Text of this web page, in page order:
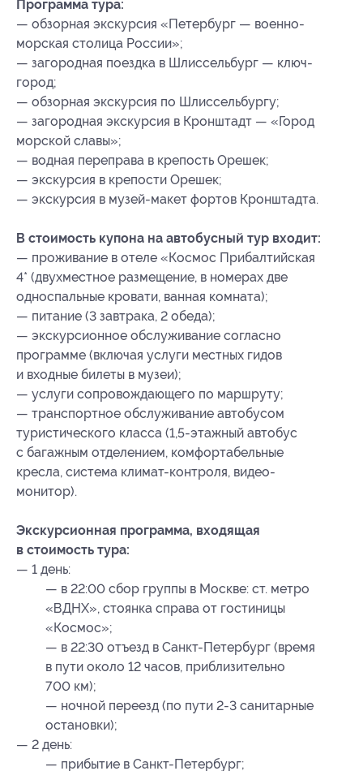
Программа тура:
— обзорная экскурсия «Петербург — военно-
морская столица России»;
— загородная поездка в Шлиссельбург — ключ-
город;
— обзорная экскурсия по Шлиссельбургу;
— загородная экскурсия в Кронштадт — «Город
морской славы»;
— водная переправа в крепость Орешек;
— экскурсия в крепости Орешек;
— экскурсия в музей-макет фортов Кронштадта.
В стоимость купона на автобусный тур входит:
— проживание в отеле «Космос Прибалтийская
4* (двухместное размещение, в номерах две
односпальные кровати, ванная комната);
— питание (3 завтрака, 2 обеда);
— экскурсионное обслуживание согласно
программе (включая услуги местных гидов
и входные билеты в музеи);
— услуги сопровождающего по маршруту;
— транспортное обслуживание автобусом
туристического класса (1,5-этажный автобус
с багажным отделением, комфортабельные
кресла, система климат-контроля, видео-
монитор).
Экскурсионная программа, входящая
в стоимость тура:
— 1 день:
— в 22:00 сбор группы в Москве: ст. метро
«ВДНХ», стоянка справа от гостиницы
«Космос»;
— в 22:30 отъезд в Санкт-Петербург (время
в пути около 12 часов, приблизительно
700 км);
— ночной переезд (по пути 2-3 санитарные
остановки);
— 2 день:
— прибытие в Санкт-Петербург;